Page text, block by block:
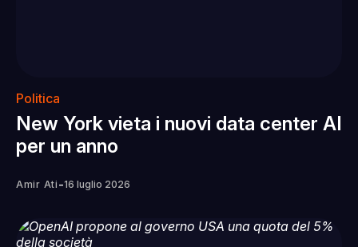
Politica
New York vieta i nuovi data center AI
per un anno
Amir Ati -16 luglio 2026